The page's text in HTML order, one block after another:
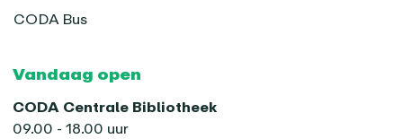
CODA Bus
Vandaag open
CODA Centrale Bibliotheek
09.00 - 18.00 uur